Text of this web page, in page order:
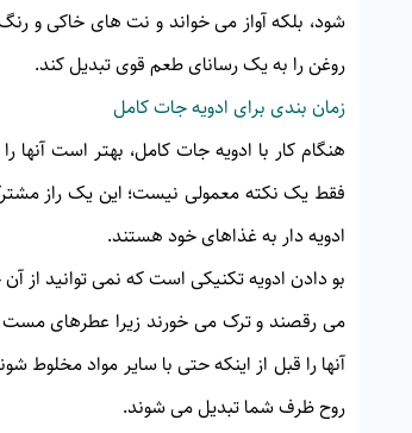
شود، بلکه آواز می خواند و نت های خاکی و رنگ
روغن را به یک رسانای طعم قوی تبدیل کند.
زمان بندی برای ادویه جات کامل
هنگام کار با ادویه جات کامل، بهتر است آنها
فقط یک نکته معمولی نیست؛ این یک راز
ادویه دار به غذاهای خود هستند.
بو دادن ادویه تکنیکی است که نمی توانید از
می رقصند و ترک می خورند زیرا عطرهای مست
آنها را قبل از اینکه حتی با سایر مواد
روح ظرف شما تبدیل می شوند.